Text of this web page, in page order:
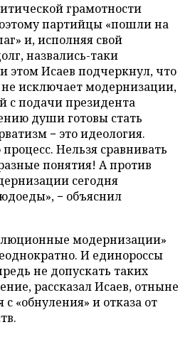
грамотности
партийцы «пошли на
и, исполняя свой
назвались-таки
этом Исаев подчеркнул, что
не исключает модернизации,
с подачи президента
души готовы стать
− это идеология.
Нельзя сравнивать
понятия! А против
сегодня
− объяснил
модернизации»
И единороссы
не допускать таких
рассказал Исаев, отныне
«обнуления» и отказа от